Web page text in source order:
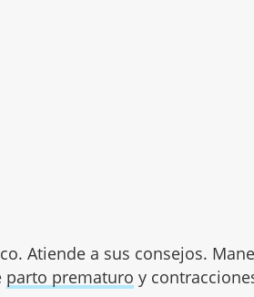
Atiende a sus consejos.
parto prematuro y